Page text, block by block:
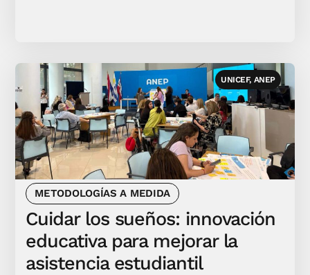
UNICEF, ANEP
METODOLOGÍAS A MEDIDA
Cuidar los sueños: innovación
educativa para mejorar la
asistencia estudiantil